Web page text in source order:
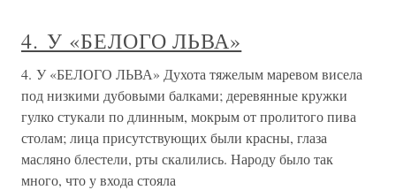
4. У «БЕЛОГО ЛЬВА»
4. У «БЕЛОГО ЛЬВА» Духота тяжелым маревом висела
под низкими дубовыми балками; деревянные кружки
гулко стукали по длинным, мокрым от пролитого пива
столам; лица присутствующих были красны, глаза
масляно блестели, рты скалились. Народу было так
много, что у входа стояла